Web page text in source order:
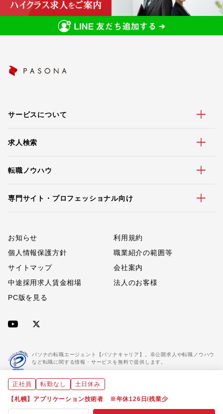
サービスについて
求人検索
転職ノウハウ
専門サイト・プロフェッショナル向け
お知らせ
利用規約
個人情報保護方針
職業紹介の範囲等
サイトマップ
会社案内
中途採用求人賃金相場
法人のお客様
PC版を見る
パソナの転職エージェント【パソナキャリア】。非公開求人や転職ノウハウ
など転職に関する情報・サービスを無料で提供します。
「パソナキャリア」は職業紹介優良事業者に認定されています。
正社員 転勤なし 土日休み
【札幌】アプリケーション技術者 ※年休126日/残業少